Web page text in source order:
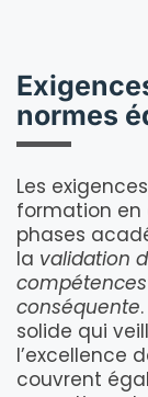
normes
Les
formation en
phases
la validation
compétences
conséquente
solide qui
l’excellence
couvrent